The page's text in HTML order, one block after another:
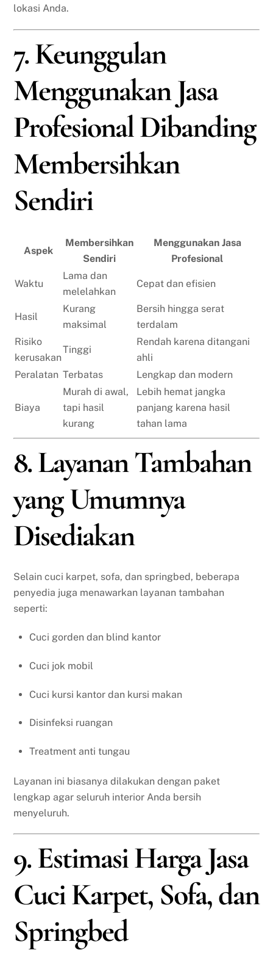
lokasi Anda.
7. Keunggulan
Menggunakan Jasa
Profesional Dibanding
Membersihkan
Sendiri
Aspek
Membersihkan
Sendiri
Menggunakan Jasa
Profesional
Waktu
Lama dan
melelahkan
Cepat dan efisien
Hasil
Kurang
maksimal
Bersih hingga serat
terdalam
Risiko
kerusakan
Tinggi
Rendah karena ditangani
ahli
Peralatan Terbatas Lengkap dan modern
Biaya
Murah di awal,
tapi hasil
kurang
Lebih hemat jangka
panjang karena hasil
tahan lama
8. Layanan Tambahan
yang Umumnya
Disediakan
Selain cuci karpet, sofa, dan springbed, beberapa
penyedia juga menawarkan layanan tambahan
seperti:
Cuci gorden dan blind kantor
Cuci jok mobil
Cuci kursi kantor dan kursi makan
Disinfeksi ruangan
Treatment anti tungau
Layanan ini biasanya dilakukan dengan paket
lengkap agar seluruh interior Anda bersih
menyeluruh.
9. Estimasi Harga Jasa
Cuci Karpet, Sofa, dan
Springbed